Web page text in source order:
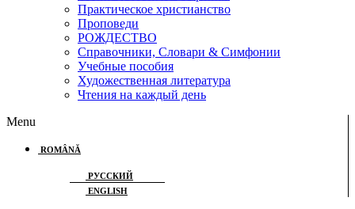
Практическое христианство
Проповеди
РОЖДЕСТВО
Справочники, Словари & Симфонии
Учебные пособия
Художественная литература
Чтения на каждый день
Menu
ROMÂNĂ
РУССКИЙ
ENGLISH